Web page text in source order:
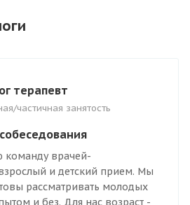
терапевт
частичная занятость
команду врачей-
и детский прием. Мы
рассматривать молодых
и без. Для нас возраст -